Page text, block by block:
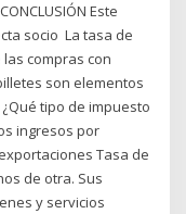
Este
socio La tasa de
compras con
son elementos
tipo de impuesto
ingresos por
Tasa de
de otra. Sus
y servicios